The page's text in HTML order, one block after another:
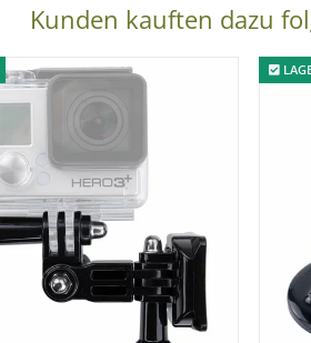
Kunden kauften dazu